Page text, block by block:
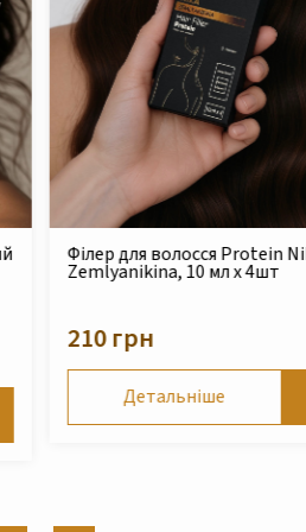
Безсульфатний очищуючий
шампунь для сухого та
пошкодженого волосся Nika
490 грн
Детальніше